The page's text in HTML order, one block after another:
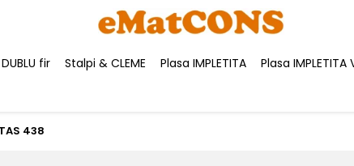
fir Stalpi & CLEME Plasa IMPLETITA Plasa IMPLETITA
438